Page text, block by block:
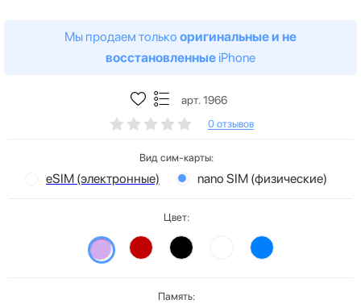
Мы продаем только оригинальные и не
восстановленные iPhone
арт. 1966
0 отзывов
Вид сим-карты:
eSIM (электронные) nano SIM (физические)
Цвет:
Память: